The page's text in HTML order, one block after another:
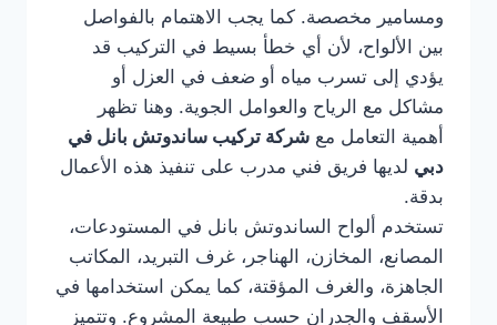
ومسامير مخصصة. كما يجب الاهتمام بالفواصل
بين الألواح، لأن أي خطأ بسيط في التركيب قد
يؤدي إلى تسرب مياه أو ضعف في العزل أو
مشاكل مع الرياح والعوامل الجوية. وهنا تظهر
أهمية التعامل مع شركة تركيب ساندوتش بانل في
دبي لديها فريق فني مدرب على تنفيذ هذه الأعمال
بدقة.
تستخدم ألواح الساندوتش بانل في المستودعات،
المصانع، المخازن، الهناجر، غرف التبريد، المكاتب
الجاهزة، والغرف المؤقتة، كما يمكن استخدامها في
الأسقف والجدران حسب طبيعة المشروع. وتتميز